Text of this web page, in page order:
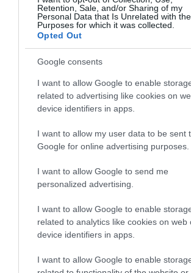
Retention, Sale, and/or Sharing of my
Personal Data that Is Unrelated with the
Purposes for which it was collected.
Opted Out
Google consents
I want to allow Google to enable
related to advertising like cookies on
device identifiers in apps.
I want to allow my user data to be sent
Google for online advertising purposes.
I want to allow Google to send me
personalized advertising.
I want to allow Google to enable
related to analytics like cookies on web
device identifiers in apps.
I want to allow Google to enable
Νεότερα για τη Φωτιά στη Σκύρο:
Κινδύνευσε κτηνοτροφική μονάδα
– Νέο βίντεο
06.08.2026 | 21:00
Καφές: Τα οφέλη της μέτριας
κατανάλωσης σύμφωνα με ειδικό
στο μικροβίωμα του εντέρου
«Ανάσα» για τους αγρότες στην
Εύβοια: Ολοκληρώθηκε μεγάλο
06.08.2026 | 20:40
Ο λόγος που τηγανίζουμε ψάρια
του Σωτήρος – Πως θα κάνετε το
τέλειο μαγείρεμα
06.08.2026 | 20:20
ΠΕΡΙΣΣΟΤΕΡΑ ΑΠΟ ΕΙΔΗΣΕΙΣ
Φωτιά στη Σκύρο:
Χωρίς ενεργό μέτωπο –
δυνάμεις της
Πυροσβεστικής